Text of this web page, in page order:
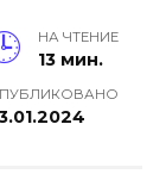
НА ЧТЕНИЕ
13 мин.